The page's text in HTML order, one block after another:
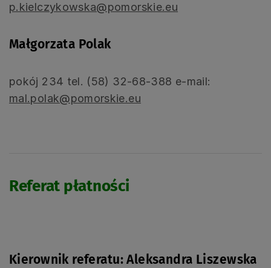
p.kielczykowska@pomorskie.eu
Małgorzata Polak
pokój 234 tel. (58) 32-68-388 e-mail:
mal.polak@pomorskie.eu
Referat płatności
Kierownik referatu: Aleksandra Liszewska